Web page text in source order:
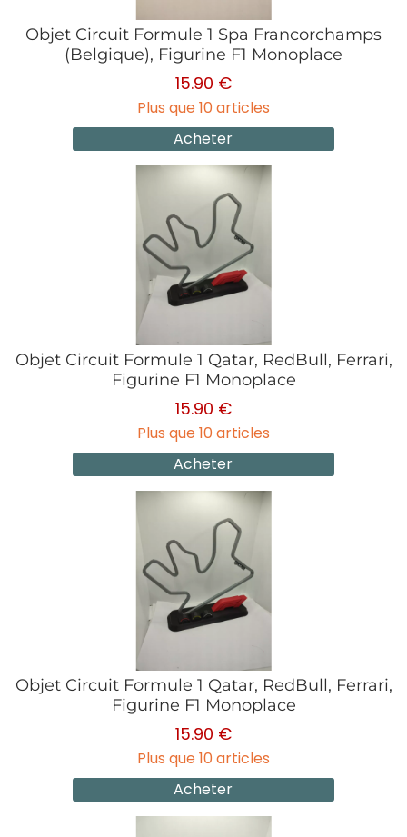
Objet Circuit Formule 1 Spa Francorchamps
(Belgique), Figurine F1 Monoplace
15.90 €
Plus que 10 articles
Acheter
Objet Circuit Formule 1 Qatar, RedBull, Ferrari,
Figurine F1 Monoplace
15.90 €
Plus que 10 articles
Acheter
Objet Circuit Formule 1 Qatar, RedBull, Ferrari,
Figurine F1 Monoplace
15.90 €
Plus que 10 articles
Acheter